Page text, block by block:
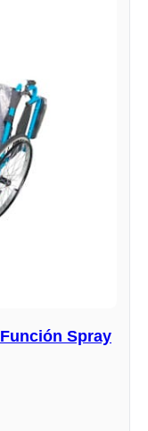
Spray